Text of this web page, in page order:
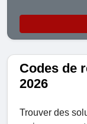
Codes de
2026
Trouver des